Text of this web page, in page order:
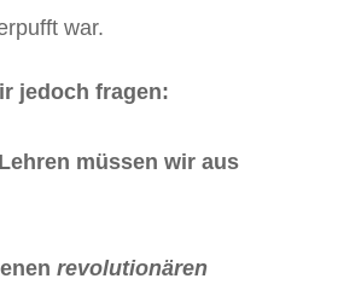
war.
jedoch fragen:
müssen wir aus
revolutionären